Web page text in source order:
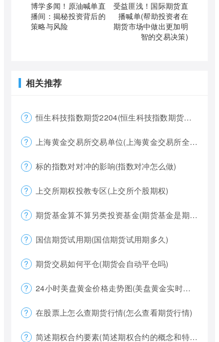
博学多闻！原油喊单直
播间：揭秘投资背后的
策略与风险
受益匪浅！国际期货直
播喊单(帮助投资者在
期货市场中做出更加明
智的交易决策)
相关推荐
恒生科技指数期货2204(恒生科技指数期货夜盘)
上海黄金交易所交易单位(上海黄金交易所全称)
标的指数对对冲的影响(指数对冲怎么做)
上交所期权投教专区(上交所个股期权)
期货基金算不算另类投资基金(期货基金是期货还是基金)
国信期货试用期(国信期货试用期多久)
期货交易如何平仓(期货会自动平仓吗)
24小时美盘黄金价格走势图(美盘黄金实时行情怎么看)
在股票上怎么查期货行情(怎么查看期货行情)
简述期权合约要素(简述期权合约的概念和特点)